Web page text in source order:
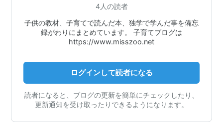
4人の読者
子供の教材、子育てで読んだ本、独学で学んだ事を備忘
録がわりにまとめています。 子育てブログは
https://www.misszoo.net
ログインして読者になる
読者になると、ブログの更新を簡単にチェックしたり、
更新通知を受け取ったりできるようになります。